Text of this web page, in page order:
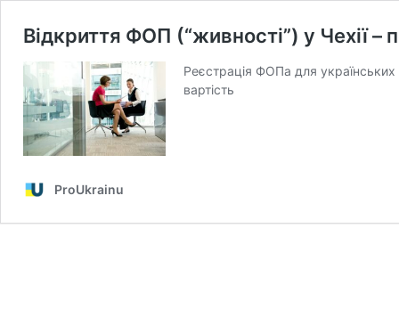
Відкриття ФОП (“живності”) у Чехії –
Реєстрація ФОПа для українських
вартість
ProUkrainu